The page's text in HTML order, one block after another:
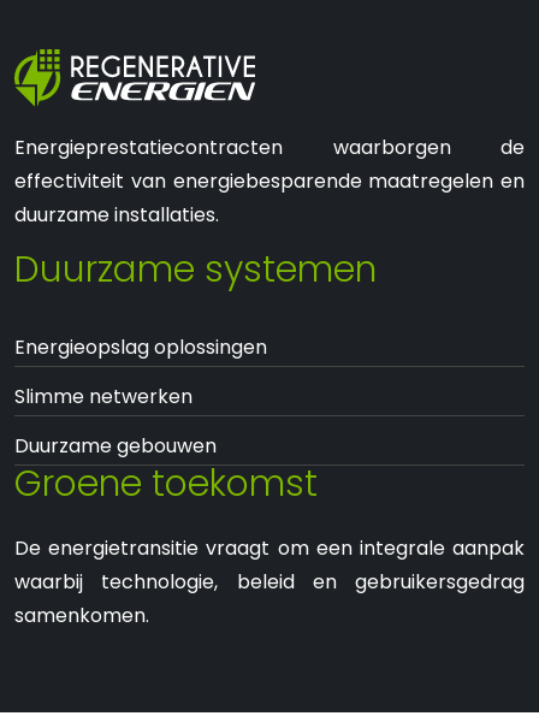
Energieprestatiecontracten waarborgen de
effectiviteit van energiebesparende maatregelen en
duurzame installaties.
Duurzame systemen
Energieopslag oplossingen
Slimme netwerken
Duurzame gebouwen
Groene toekomst
De energietransitie vraagt om een integrale aanpak
waarbij technologie, beleid en gebruikersgedrag
samenkomen.